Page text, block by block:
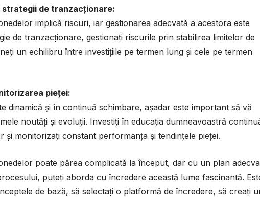
de tranzacționare:
implică riscuri, iar gestionarea adecvată a acestora este
de tranzacționare, gestionați riscurile prin stabilirea limitelor de
un echilibru între investițiile pe termen lung și cele pe termen
pieței:
dinamică și în continuă schimbare, așadar este important să vă
noutăți și evoluții. Investiți în educația dumneavoastră
și monitorizați constant performanța și tendințele pieței.
poate părea complicată la început, dar cu un plan
puteți aborda cu încredere această lume fascinantă.
de bază, să selectați o platformă de încredere, să creați